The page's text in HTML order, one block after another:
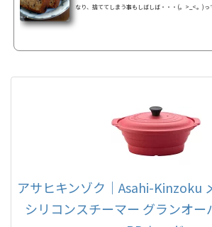
なり、捨ててしまう事もしばしば・・・(。>_<。)っ
アサヒキンゾク｜Asahi-Kinzoku
シリコンスチーマー グランオー